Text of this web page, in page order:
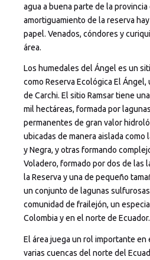
agua a buena parte de la provincia
amortiguamiento de la reserva
papel. Venados, cóndores y
área.
Los humedales del Ángel es un
como Reserva Ecológica El Ángel,
de Carchi. El sitio Ramsar tiene
mil hectáreas, formada por
permanentes de gran valor
ubicadas de manera aislada
y Negra, y otras formando
Voladero, formado por dos de las
la Reserva y una de pequeño
un conjunto de lagunas
comunidad de frailejón, un
Colombia y en el norte de Ecuador.
El área juega un rol importante
varias cuencas del norte del